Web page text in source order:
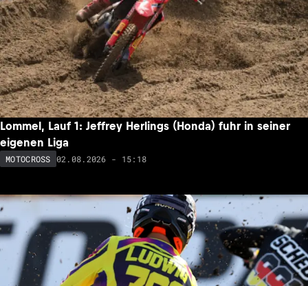
Lommel, Lauf 1: Jeffrey Herlings (Honda) fuhr in seiner
eigenen Liga
MOTOCROSS 02.08.2026 - 15:18